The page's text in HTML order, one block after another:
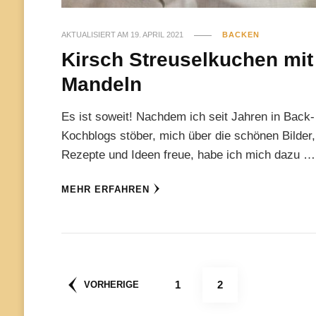
AKTUALISIERT AM 19. APRIL 2021 BACKEN
Kirsch Streuselkuchen mit
Mandeln
Es ist soweit! Nachdem ich seit Jahren in
Kochblogs stöber, mich über die schönen Bilder,
Rezepte und Ideen freue, habe ich mich dazu …
MEHR ERFAHREN
Seitennummerierung
VORHERIGE SEITE
1 SEITE
2